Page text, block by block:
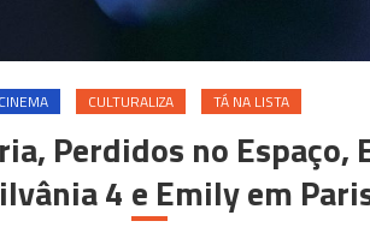
CINEMA CULTURALIZA TÁ NA LISTA
Perdidos no Espaço,
4 e Emily em